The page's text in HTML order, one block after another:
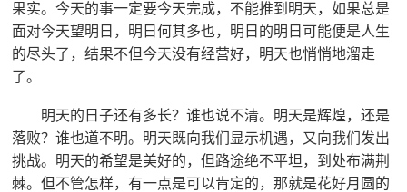
果实。今天的事一定要今天完成，不能推到明天，如果总是
面对今天望明日，明日何其多也，明日的明日可能便是人生
的尽头了，结果不但今天没有经营好，明天也悄悄地溜走
了。
明天的日子还有多长？谁也说不清。明天是辉煌，还是
落败？谁也道不明。明天既向我们显示机遇，又向我们发出
挑战。明天的希望是美好的，但路途绝不平坦，到处布满荆
棘。但不管怎样，有一点是可以肯定的，那就是花好月圆的